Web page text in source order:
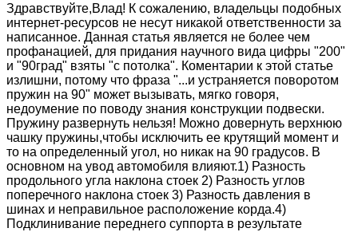
Здравствуйте,Влад! К сожалению, владельцы подобных
интернет-ресурсов не несут никакой ответственности за
написанное. Данная статья является не более чем
профанацией, для придания научного вида цифры "200"
и "90град" взяты "с потолка". Коментарии к этой статье
излишни, потому что фраза "...и устраняется поворотом
пружин на 90" может вызывать, мягко говоря,
недоумение по поводу знания конструкции подвески.
Пружину развернуть нельзя! Можно довернуть верхнюю
чашку пружины,чтобы исключить ее крутящий момент и
то на определенный угол, но никак на 90 градусов. В
основном на увод автомобиля влияют.1) Разность
продольного угла наклона стоек 2) Разность углов
поперечного наклона стоек 3) Разность давления в
шинах и неправильное расположение корда.4)
Подклинивание переднего суппорта в результате